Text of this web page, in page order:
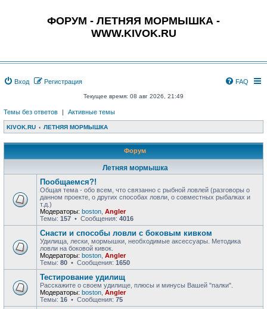
ФОРУМ - ЛЕТНЯЯ МОРМЫШКА -
WWW.KIVOK.RU
Вход Регистрация FAQ
Текущее время: 08 авг 2026, 21:49
Темы без ответов | Активные темы
KIVOK.RU ЛЕТНЯЯ МОРМЫШКА
Форум
Летняя мормышка
Пообщаемся?!
Общая тема - обо всем, что связанно с рыбной ловлей (разговоры о
данном проекте, о других способах ловли, о совместных рыбалках и
т.д.)
Модераторы: boston Angler
Темы: 157 • Сообщения: 4016
Снасти и способы ловли с боковым кивком
Удилища, лески, мормышки, необходимые аксессуары. Методика
ловли на боковой кивок.
Модераторы: boston Angler
Темы: 80 • Сообщения: 1650
Тестирование удилищ
Расскажите о своем удилище, плюсы и минусы Вашей "палки".
Модераторы: boston Angler
Темы: 16 • Сообщения: 75